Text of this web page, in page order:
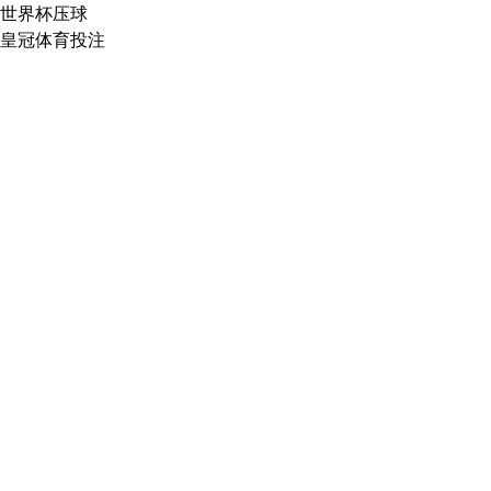
世界杯压球
皇冠体育投注